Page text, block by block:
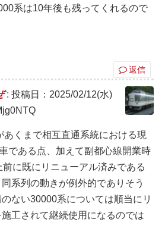
系は10年後も残ってくれるので
返信
: 投稿日：2025/02/12(水)
あくまで相互直通系統における現
である点、加えて副都心線開業時
に既にリニューアル済みである
系列の動きが例外的でありそう
ない30000系については順当にリ
工されて継続使用になるのでは